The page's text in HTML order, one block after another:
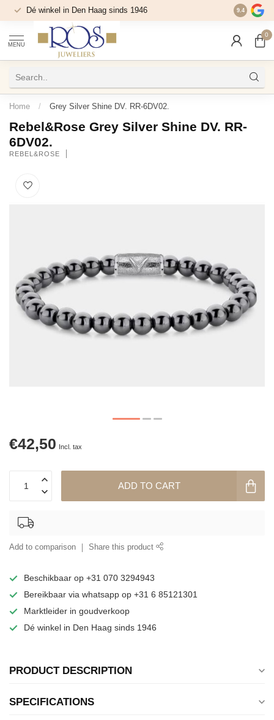
Dé winkel in Den Haag sinds 1946 9.4
MENU
0
Home / Grey Silver Shine DV. RR-6DV02.
Rebel&Rose Grey Silver Shine DV. RR-
6DV02.
REBEL&ROSE
€42,50 Incl. tax
ADD TO CART
Add to comparison Share this product
Beschikbaar op +31 070 3294943
Bereikbaar via whatsapp op +31 6 85121301
Marktleider in goudverkoop
Dé winkel in Den Haag sinds 1946
PRODUCT DESCRIPTION
SPECIFICATIONS